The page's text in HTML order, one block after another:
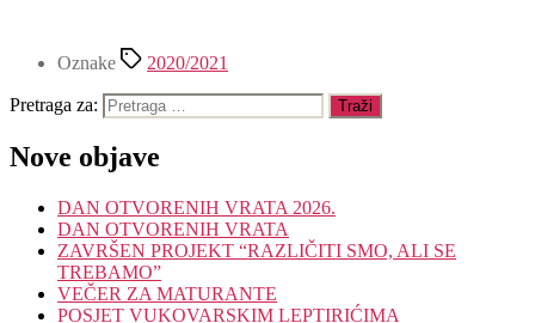
Oznake 2020/2021
Pretraga za:
Nove objave
DAN OTVORENIH VRATA 2026.
DAN OTVORENIH VRATA
ZAVRŠEN PROJEKT “RAZLIČITI SMO, ALI SE
TREBAMO”
VEČER ZA MATURANTE
POSJET VUKOVARSKIM LEPTIRIĆIMA